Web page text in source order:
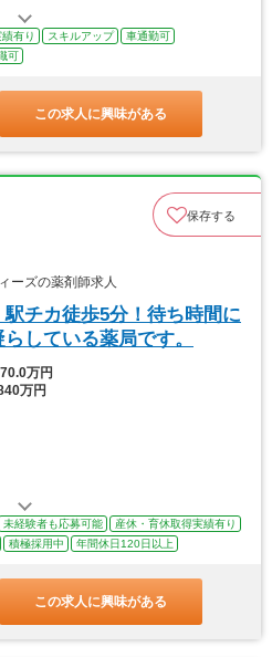
有り スキルアップ
車通勤可
可
この求人に興味がある
保存する
ズの薬剤師求人
駅チカ徒歩5分！待ち時間に
している薬局です。
万円
万円
未経験者も応募可能
産休・育休取得実績有り
積極採用中 年間休日120日以上
この求人に興味がある